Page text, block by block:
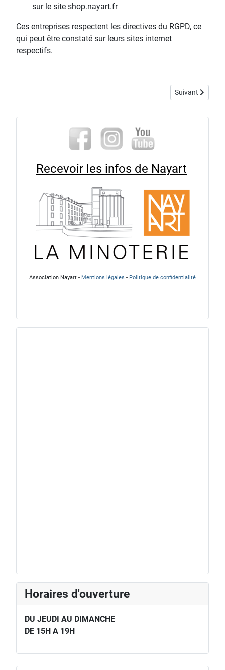
sur le site shop.nayart.fr
Ces entreprises respectent les directives du RGPD, ce
qui peut être constaté sur leurs sites internet
respectifs.
Article suivant :
Suivant
Recevoir les infos de Nayart
Association Nayart - Mentions légales - Politique de confidentialité
Horaires d'ouverture
DU JEUDI AU DIMANCHE
DE 15H A 19H